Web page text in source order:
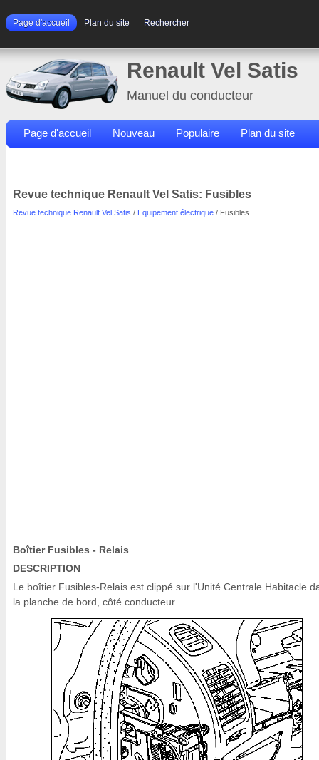
Page d'accueil Plan du site Rechercher
Renault Vel Satis
Manuel du conducteur
Page d'accueil Nouveau Populaire Plan du site
Revue technique Renault Vel Satis: Fusibles
Revue technique Renault Vel Satis / Equipement électrique / Fusibles
Boîtier Fusibles - Relais
DESCRIPTION
Le boîtier Fusibles-Relais est clippé sur l'Unité Centrale Habitacle
la planche de bord, côté conducteur.